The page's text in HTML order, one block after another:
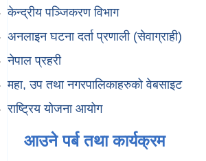
केन्द्रीय पञ्जिकरण विभाग
अनलाइन घटना दर्ता प्रणाली (सेवाग्राही)
नेपाल प्रहरी
महा, उप तथा नगरपालिकाहरुको वेबसाइट
राष्ट्रिय योजना आयोग
आउने पर्ब तथा कार्यक्रम